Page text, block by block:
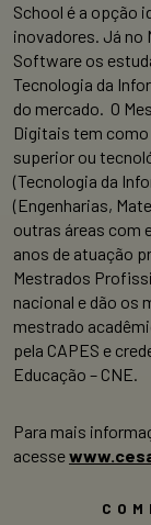
School é a opção
inovadores. Já no
Software os
Tecnologia da
do mercado. O
Digitais tem
superior ou
(Tecnologia da
(Engenharias,
outras áreas com
anos de atuação
Mestrados
nacional e dão os
mestrado
pela CAPES e
Educação – CNE.
Para mais
acesse